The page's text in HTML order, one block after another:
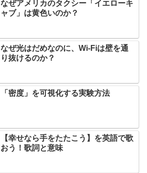
なぜアメリカのタクシー「イエローキ
ャブ」は黄色いのか？
なぜ光はだめなのに、Wi-Fiは壁を通
り抜けるのか？
「密度」を可視化する実験方法
【幸せなら手をたたこう】を英語で歌
おう！歌詞と意味